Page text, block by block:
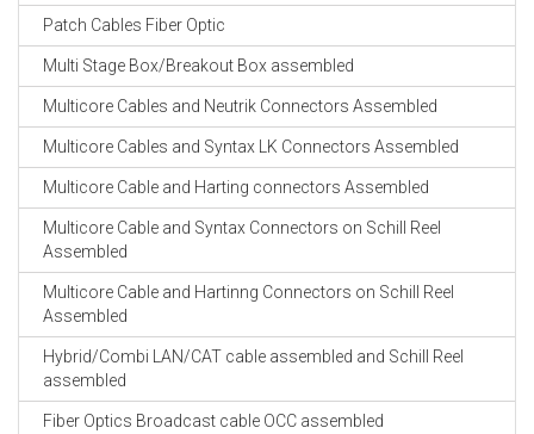
Patch Cables Fiber Optic
Multi Stage Box/Breakout Box assembled
Multicore Cables and Neutrik Connectors Assembled
Multicore Cables and Syntax LK Connectors Assembled
Multicore Cable and Harting connectors Assembled
Multicore Cable and Syntax Connectors on Schill Reel
Assembled
Multicore Cable and Hartinng Connectors on Schill Reel
Assembled
Hybrid/Combi LAN/CAT cable assembled and Schill Reel
assembled
Fiber Optics Broadcast cable OCC assembled